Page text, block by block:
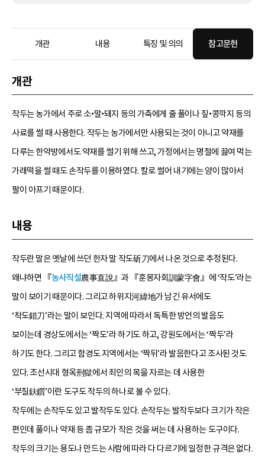
개관 내용 특징 및 의의 참고문헌
개관
작두는 농가에서 주로 소•말•돼지 등의 가축에게 줄 풀이나 짚•콩깍지 등의
사료를 썰 때 사용한다. 작두는 농가에서만 사용되는 것이 아니고 약재를
다루는 한약방에서도 약재를 썰기 위해 쓰고, 가정에서는 명절에 끓여 먹는
가래떡을 썰 때도 손작두를 이용하였다. 칼로 썰어 내기에는 양이 많아서
팔이 아프기 때문이다.
내용
작두란 말은 옛날에 쓰던 한자 말 작도斫刀에서 나온 것으로 추정된다.
왜냐하면 『농사직설農事直說』과 『훈몽자회訓蒙字會』에 ‘작도’라는
말이 보이기 때문이다. 그리고 하위지河緯地가 남긴 유서에도
‘착도錯刀’라는 말이 보인다. 지역에 따라서 독특한 방언의 발음도
보이는데 경상도에서는 ‘짝도’라 하기도 하고, 강원도에서는 ‘짝두’라
하기도 한다. 그리고 함경도 지역에서는 ‘짝뒤’라 발음한다고 조사된 것도
있다. 조선시대 형옥刑獄에서 죄인의 목을 자르는 데 사용한
‘부질鈇鑕’이란 도구도 작두의 하나로 볼 수 있다.
작두에는 손작두도 있고 발작두도 있다. 손작두는 발작두보다 크기가 작은
편인데 풀이나 약재 등 좀 규모가 작은 것을 써는 데 사용하는 도구이다.
작두의 크기는 용도나 만드는 사람에 따라 다 다르기에 일정한 규격은 없다.